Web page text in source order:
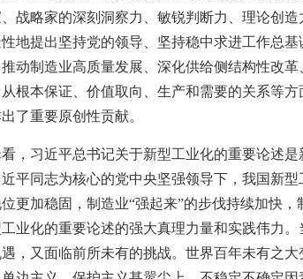
战略家的深刻洞察力、敏锐判断力、理论创
地提出坚持党的领导、坚持稳中求进工作总
动制造业高质量发展、深化供给侧结构性改
根本保证、价值取向、生产和需要的关系等
了重要原创性贡献。
，习近平总书记关于新型工业化的重要论述
平同志为核心的党中央坚强领导下，我国新
更加稳固，制造业“强起来”的步伐持续加快
业化的重要论述的强大真理力量和实践伟力
，又面临前所未有的挑战。世界百年未有之